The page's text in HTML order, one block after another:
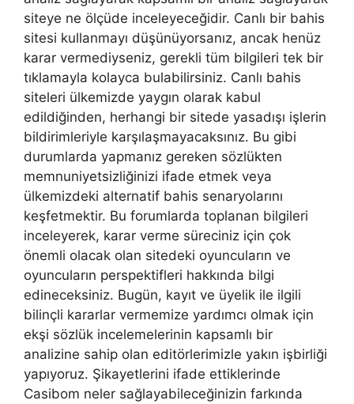
siteye ne ölçüde inceleyeceğidir. Canlı bir bahis
sitesi kullanmayı düşünüyorsanız, ancak henüz
karar vermediyseniz, gerekli tüm bilgileri tek bir
tıklamayla kolayca bulabilirsiniz. Canlı bahis
siteleri ülkemizde yaygın olarak kabul
edildiğinden, herhangi bir sitede yasadışı işlerin
bildirimleriyle karşılaşmayacaksınız. Bu gibi
durumlarda yapmanız gereken sözlükten
memnuniyetsizliğinizi ifade etmek veya
ülkemizdeki alternatif bahis senaryolarını
keşfetmektir. Bu forumlarda toplanan bilgileri
inceleyerek, karar verme süreciniz için çok
önemli olacak olan sitedeki oyuncuların ve
oyuncuların perspektifleri hakkında bilgi
edineceksiniz. Bugün, kayıt ve üyelik ile ilgili
bilinçli kararlar vermemize yardımcı olmak için
ekşi sözlük incelemelerinin kapsamlı bir
analizine sahip olan editörlerimizle yakın işbirliği
yapıyoruz. Şikayetlerini ifade ettiklerinde
Casibom neler sağlayabileceğinizin farkında